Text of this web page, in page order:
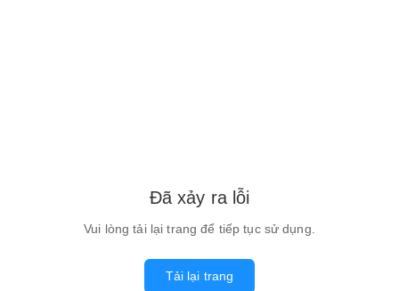
Đã xảy ra lỗi
Vui lòng tải lại trang để tiếp tục sử dụng.
Tải lại trang